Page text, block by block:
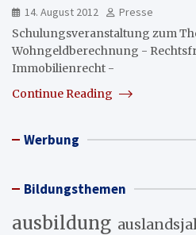
14. August 2012
Presse
Schulungsveranstaltung zum
Wohngeldberechnung -
Immobilienrecht -
Continue Reading
Werbung
Bildungsthemen
ausbildung